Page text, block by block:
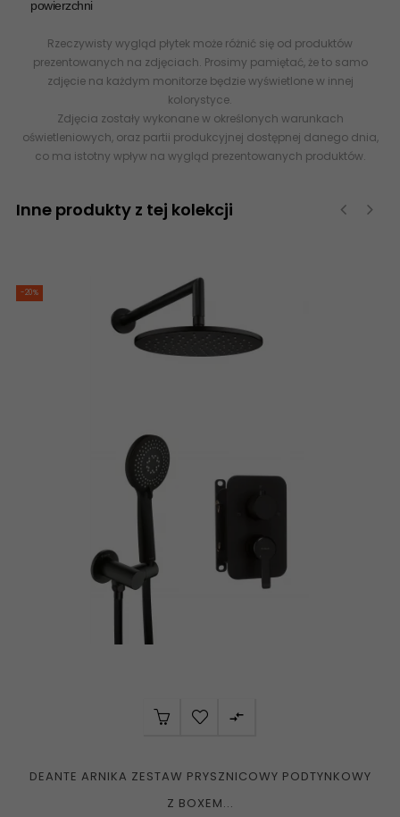
powierzchni
Rzeczywisty wygląd płytek może różnić się od produktów
prezentowanych na zdjęciach. Prosimy pamiętać, że to samo
zdjęcie na każdym monitorze będzie wyświetlone w innej
kolorystyce.
Zdjęcia zostały wykonane w określonych warunkach
oświetleniowych, oraz partii produkcyjnej dostępnej danego dnia,
co ma istotny wpływ na wygląd prezentowanych produktów.
Inne produkty z tej kolekcji
-20%

DEANTE ARNIKA ZESTAW PRYSZNICOWY PODTYNKOWY
Z BOXEM...